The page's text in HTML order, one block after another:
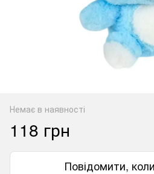
Немає в наявності
118 грн
Повідомити,